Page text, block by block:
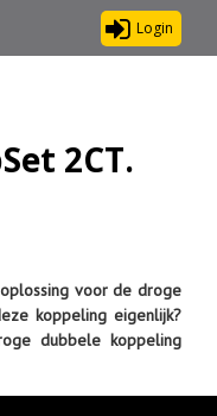
Login
2CT.
voor de droge
koppeling eigenlijk?
dubbele koppeling